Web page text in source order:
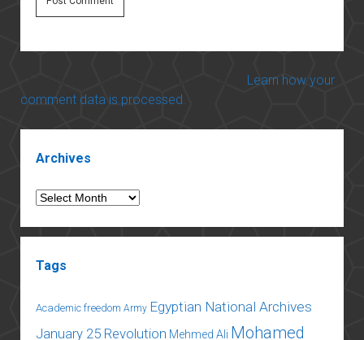
Learn how your
comment data is processed.
Archives
Archives
Tags
Academic freedom Army Egyptian National Archives
January 25 Revolution Mehmed Ali Mohamed